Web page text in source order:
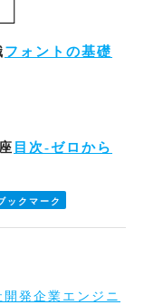
フォントの基礎
目次-ゼロから
ックマーク
発企業エンジニ